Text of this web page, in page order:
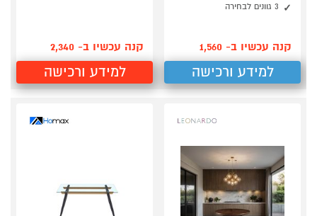
3 גוונים לבחירה
קנה עכשיו ב- 1,560
למידע ורכישה
קנה עכשיו ב- 2,340
למידע ורכישה